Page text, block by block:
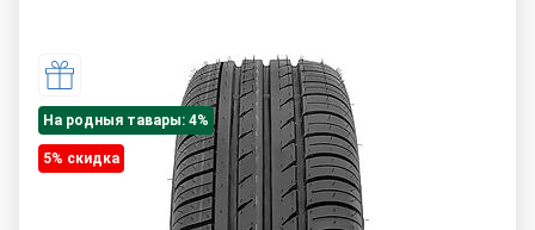
На родныя тавары: 4%
5% cкидка